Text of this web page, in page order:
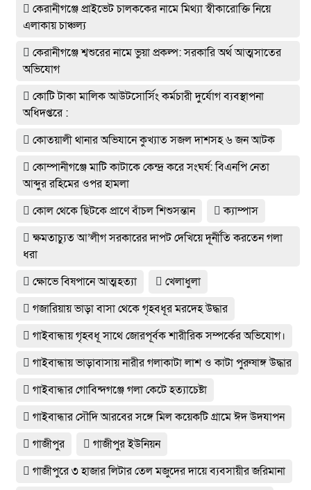
কেরানীগঞ্জে প্রাইভেট চালককের নামে মিথ্যা স্বীকারোক্তি নিয়ে
এলাকায় চাঞ্চল্য
কেরানীগঞ্জে শ্বশুরের নামে ভুয়া প্রকল্প: সরকারি অর্থ আত্মসাতের
অভিযোগ
কোটি টাকা মালিক আউটসোর্সিং কর্মচারী দুর্যোগ ব্যবস্থাপনা
অধিদপ্তরে :
কোতয়ালী থানার অভিযানে কুখ্যাত সজল দাশসহ ৬ জন আটক
কোম্পানীগঞ্জে মাটি কাটাকে কেন্দ্র করে সংঘর্ষ: বিএনপি নেতা
আব্দুর রহিমের ওপর হামলা
কোল থেকে ছিটকে প্রাণে বাঁচল শিশুসন্তান
ক্যাম্পাস
ক্ষমতাচ্যুত আ’লীগ সরকারের দাপট দেখিয়ে দূর্নীতি করতেন গলা
ধরা
ক্ষোভে বিষপানে আত্মহত্যা
খেলাধুলা
গজারিয়ায় ভাড়া বাসা থেকে গৃহবধূর মরদেহ উদ্ধার
গাইবান্ধায় গৃহবধূ সাথে জোরপূর্বক শারীরিক সম্পর্কের অভিযোগ।
গাইবান্ধায় ভাড়াবাসায় নারীর গলাকাটা লাশ ও কাটা পুরুষাঙ্গ উদ্ধার
গাইবান্ধার গোবিন্দগঞ্জে গলা কেটে হত্যাচেষ্টা
গাইবান্ধার সৌদি আরবের সঙ্গে মিল কয়েকটি গ্রামে ঈদ উদযাপন
গাজীপুর
গাজীপুর ইউনিয়ন
গাজীপুরে ৩ হাজার লিটার তেল মজুদের দায়ে ব্যবসায়ীর জরিমানা